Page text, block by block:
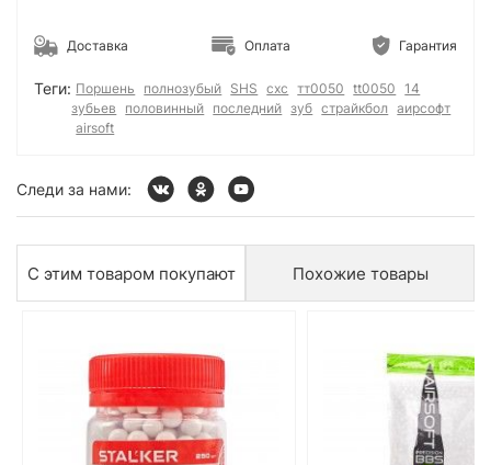
Доставка Оплата Гарантия
Теги: Поршень полнозубый SHS схс тт0050 tt0050
14
зубьев
половинный последний зуб страйкбол
аирсофт
airsoft
Следи за нами:
С этим товаром покупают Похожие товары